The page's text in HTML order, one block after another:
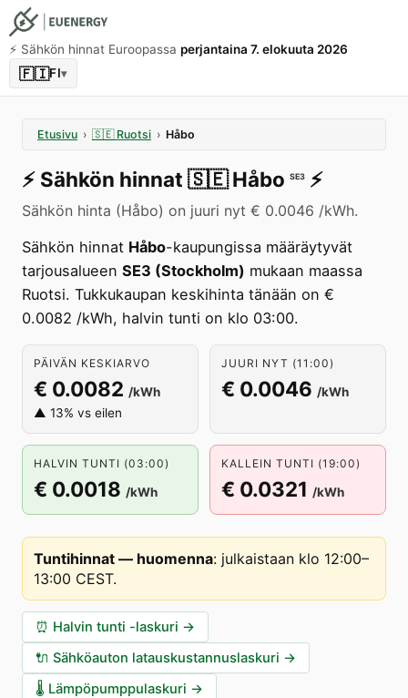
⚡️ Sähkön hinnat Euroopassa perjantaina 7. elokuuta 2026
🇫🇮FI▾
Etusivu › 🇸🇪 Ruotsi › Håbo
⚡️ Sähkön hinnat 🇸🇪 Håbo SE3 ⚡️
Sähkön hinta (Håbo) on juuri nyt € 0.0046 /kWh.
Sähkön hinnat Håbo-kaupungissa määräytyvät
tarjousalueen SE3 (Stockholm) mukaan maassa
Ruotsi. Tukkukaupan keskihinta tänään on €
0.0082 /kWh, halvin tunti on klo 03:00.
PÄIVÄN KESKIARVO
€ 0.0082 /kWh
▲ 13% vs eilen
JUURI NYT (11:00)
€ 0.0046 /kWh
HALVIN TUNTI (03:00)
€ 0.0018 /kWh
KALLEIN TUNTI (19:00)
€ 0.0321 /kWh
Tuntihinnat — huomenna: julkaistaan klo 12:00–
13:00 CEST.
⏰ Halvin tunti -laskuri →
🔌 Sähköauton latauskustannuslaskuri →
🌡️ Lämpöpumppulaskuri →